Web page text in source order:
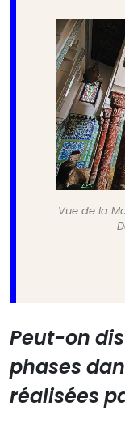
Vue de la
Peut-on
phases
réalisées